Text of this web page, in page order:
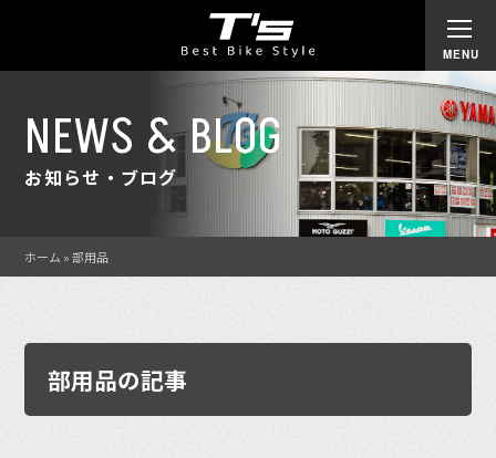
NEWS & BLOG
お知らせ・ブログ
ホーム »部用品
部用品の記事